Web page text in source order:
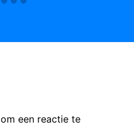
om een reactie te